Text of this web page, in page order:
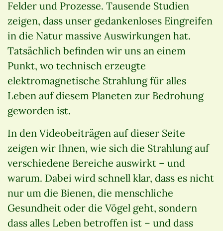
Felder und Prozesse. Tausende Studien
zeigen, dass unser gedankenloses Eingreifen
in die Natur massive Auswirkungen hat.
Tatsächlich befinden wir uns an einem
Punkt, wo technisch erzeugte
elektromagnetische Strahlung für alles
Leben auf diesem Planeten zur Bedrohung
geworden ist.
In den Videobeiträgen auf dieser Seite
zeigen wir Ihnen, wie sich die Strahlung auf
verschiedene Bereiche auswirkt – und
warum. Dabei wird schnell klar, dass es nicht
nur um die Bienen, die menschliche
Gesundheit oder die Vögel geht, sondern
dass alles Leben betroffen ist – und dass